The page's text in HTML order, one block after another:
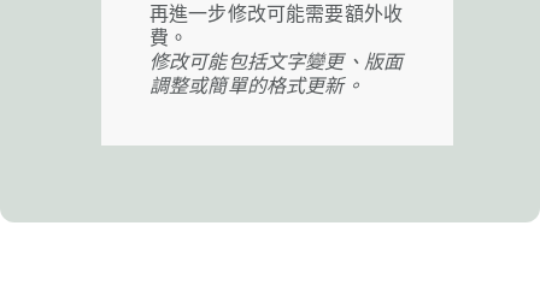
再進一步修改可能需要額外收
費。
修改可能包括文字變更、版面
調整或簡單的格式更新。